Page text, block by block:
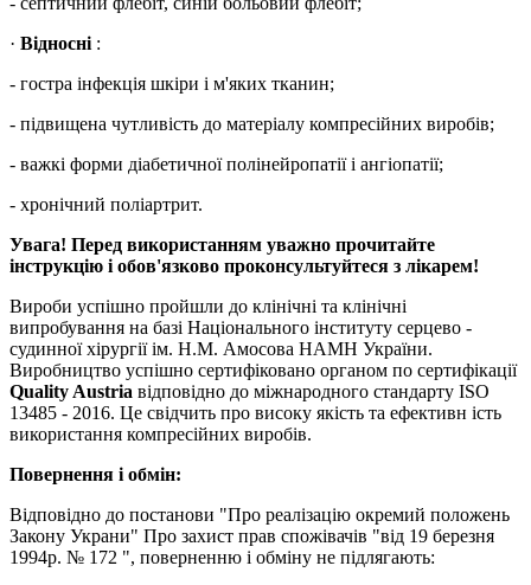
· Відносні :
- гостра інфекція шкіри і м'яких тканин;
- підвищена чутливість до матеріалу компресійних виробів;
- важкі форми діабетичної полінейропатії і ангіопатії;
- хронічний поліартрит.
Увага! Перед використанням уважно прочитайте
інструкцію і обов'язково проконсультуйтеся з лікарем!
Вироби успішно пройшли до клінічні та клінічні
випробування на базі Національного інституту серцево -
судинної хірургії ім. Н.М. Амосова НАМН України.
Виробництво успішно сертифіковано органом по сертифікації
Quality Austria відповідно до міжнародного стандарту ISO
13485 - 2016. Це свідчить про високу якість та ефективн ість
використання компресійних виробів.
Повернення і обмін:
Відповідно до постанови "Про реалiзацiю окремий положень
Закону Украни" Про захист прав спожівачiв "вiд 19 березня
1994р. № 172 ", поверненню і обміну не підлягають: